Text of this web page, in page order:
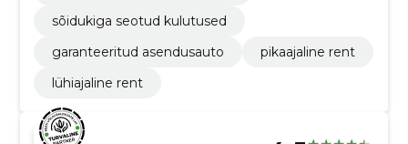
sõidukiga seotud kulutused
garanteeritud asendusauto
pikaajaline rent
lühiajaline rent